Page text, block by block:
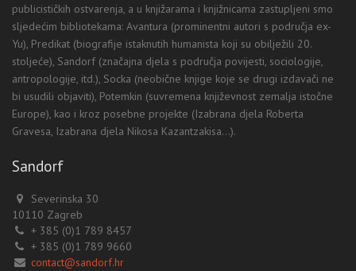
publicističkih ostvarenja, a u knjižarama i knjižnicama zastupljeni smo
sljedećim bibliotekama: Avantura (prominentni autori s područja ex-
Yu), Predikat (biografije istaknutih humanista koji su obilježili 20.
stoljeće), Sandorf (značajna djela s područja povijesti, sociologije,
antropologije, itd.), Socka (neobične knjige koje se drugi izdavači ne
bi usudili objaviti), Potemkin (suvremena književnost zemalja istočne
Europe), kao i kroz posebne projekte (Izabrana djela Roberta
Gravesa, Izabrana djela Nikosa Kazantzakisa...).
Sandorf
Severinska 30
10110 Zagreb
+ 385 (0)1 789 8457
+ 385 (0)1 789 9660
contact@sandorf.hr